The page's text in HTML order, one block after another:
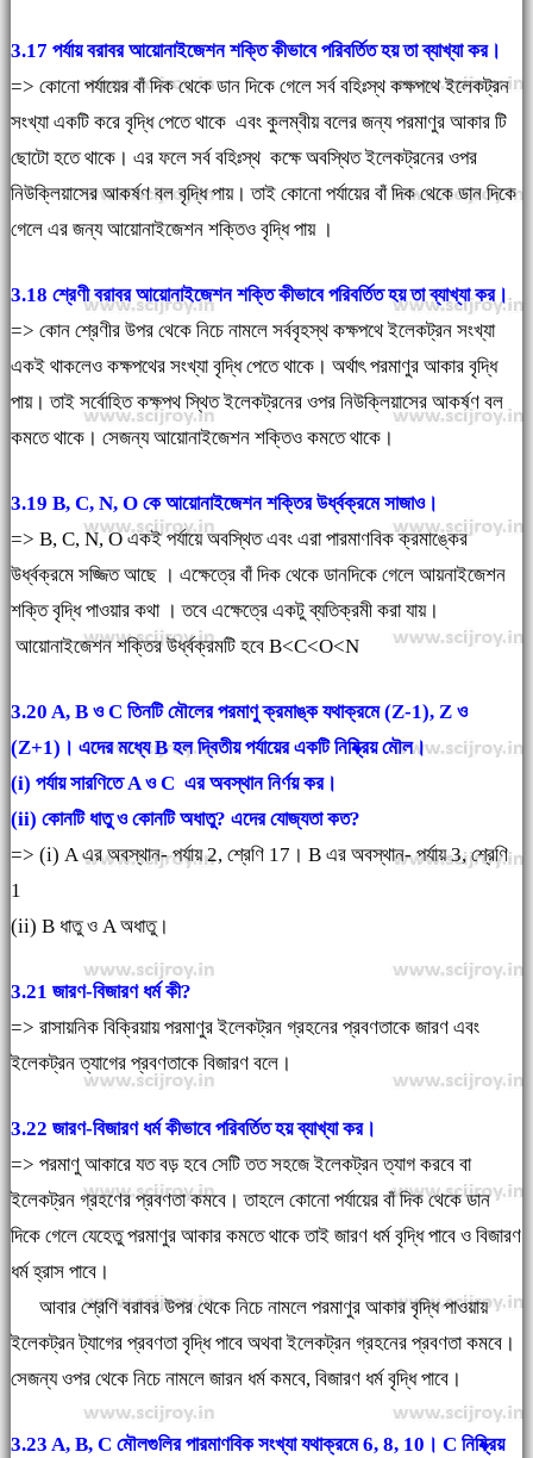
3.17 পর্যায় বরাবর আয়োনাইজেশন শক্তি কীভাবে পরিবর্তিত হয় তা ব্যাখ্যা কর।
=> কোনো পর্যায়ের বাঁ দিক থেকে ডান দিকে গেলে সর্ব বহিঃস্থ কক্ষপথে ইলেকট্রন
সংখ্যা একটি করে বৃদ্ধি পেতে থাকে এবং কুলম্বীয় বলের জন্য পরমাণুর আকার টি
ছোটো হতে থাকে। এর ফলে সর্ব বহিঃস্থ কক্ষে অবস্থিত ইলেকট্রনের ওপর
নিউক্লিয়াসের আকর্ষণ বল বৃদ্ধি পায়। তাই কোনো পর্যায়ের বাঁ দিক থেকে ডান দিকে
গেলে এর জন্য আয়োনাইজেশন শক্তিও বৃদ্ধি পায় ।
3.18 শ্রেণী বরাবর আয়োনাইজেশন শক্তি কীভাবে পরিবর্তিত হয় তা ব্যাখ্যা কর।
=> কোন শ্রেণীর উপর থেকে নিচে নামলে সর্ববৃহস্থ কক্ষপথে ইলেকট্রন সংখ্যা
একই থাকলেও কক্ষপথের সংখ্যা বৃদ্ধি পেতে থাকে। অর্থাৎ পরমাণুর আকার বৃদ্ধি
পায়। তাই সর্বোহিত কক্ষপথ স্থিত ইলেকট্রনের ওপর নিউক্লিয়াসের আকর্ষণ বল
কমতে থাকে। সেজন্য আয়োনাইজেশন শক্তিও কমতে থাকে।
3.19 B, C, N, O কে আয়োনাইজেশন শক্তির উর্ধ্বক্রমে সাজাও।
=> B, C, N, O একই পর্যায়ে অবস্থিত এবং এরা পারমাণবিক ক্রমাঙ্কের
উর্ধ্বক্রমে সজ্জিত আছে । এক্ষেত্রে বাঁ দিক থেকে ডানদিকে গেলে আয়নাইজেশন
শক্তি বৃদ্ধি পাওয়ার কথা । তবে এক্ষেত্রে একটু ব্যতিক্রমী করা যায়।
আয়োনাইজেশন শক্তির উর্ধ্বক্রমটি হবে B<C<O<N
3.20 A, B ও C তিনটি মৌলের পরমাণু ক্রমাঙ্ক যথাক্রমে (Z-1), Z ও
(Z+1)। এদের মধ্যে B হল দ্বিতীয় পর্যায়ের একটি নিষ্ক্রিয় মৌল।
(i) পর্যায় সারণিতে A ও C এর অবস্থান নির্ণয় কর।
(ii) কোনটি ধাতু ও কোনটি অধাতু? এদের যোজ্যতা কত?
=> (i) A এর অবস্থান- পর্যায় 2, শ্রেণি 17। B এর অবস্থান- পর্যায় 3, শ্রেণি
1
(ii) B ধাতু ও A অধাতু।
3.21 জারণ-বিজারণ ধর্ম কী?
=> রাসায়নিক বিক্রিয়ায় পরমাণুর ইলেকট্রন গ্রহনের প্রবণতাকে জারণ এবং
ইলেকট্রন ত্যাগের প্রবণতাকে বিজারণ বলে।
3.22 জারণ-বিজারণ ধর্ম কীভাবে পরিবর্তিত হয় ব্যাখ্যা কর।
=> পরমাণু আকারে যত বড় হবে সেটি তত সহজে ইলেকট্রন ত্যাগ করবে বা
ইলেকট্রন গ্রহণের প্রবণতা কমবে। তাহলে কোনো পর্যায়ের বাঁ দিক থেকে ডান
দিকে গেলে যেহেতু পরমাণুর আকার কমতে থাকে তাই জারণ ধর্ম বৃদ্ধি পাবে ও বিজারণ
ধর্ম হ্রাস পাবে।
আবার শ্রেণি বরাবর উপর থেকে নিচে নামলে পরমাণুর আকার বৃদ্ধি পাওয়ায়
ইলেকট্রন ট্যাগের প্রবণতা বৃদ্ধি পাবে অথবা ইলেকট্রন গ্রহনের প্রবণতা কমবে।
সেজন্য ওপর থেকে নিচে নামলে জারন ধর্ম কমবে, বিজারণ ধর্ম বৃদ্ধি পাবে।
3.23 A, B, C মৌলগুলির পারমাণবিক সংখ্যা যথাক্রমে 6, 8, 10। C নিষ্ক্রিয়